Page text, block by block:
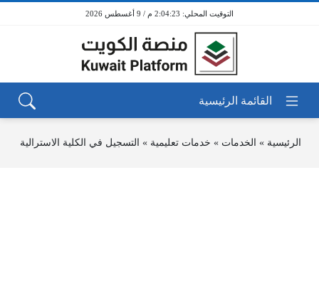
2:04:23 م / 9 أغسطس 2026
الرئيسية » الخدمات » خدمات تعليمية » التسجيل في الكلية الاسترالية